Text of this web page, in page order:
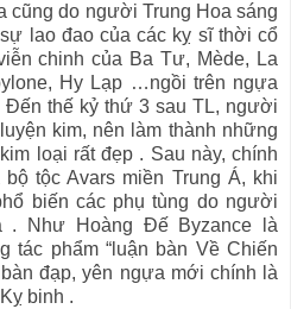
cũng do người Trung Hoa sáng
lao đao của các kỵ sĩ thời cổ
chinh của Ba Tư, Mède, La
Hy Lạp …ngồi trên ngựa
Đến thế kỷ thứ 3 sau TL, người
kim, nên làm thành những
loại rất đẹp . Sau này, chính
tộc Avars miền Trung Á, khi
biến các phụ tùng do người
. Như Hoàng Đế Byzance là
tác phẩm “luận bàn Về Chiến
đạp, yên ngựa mới chính là
binh .